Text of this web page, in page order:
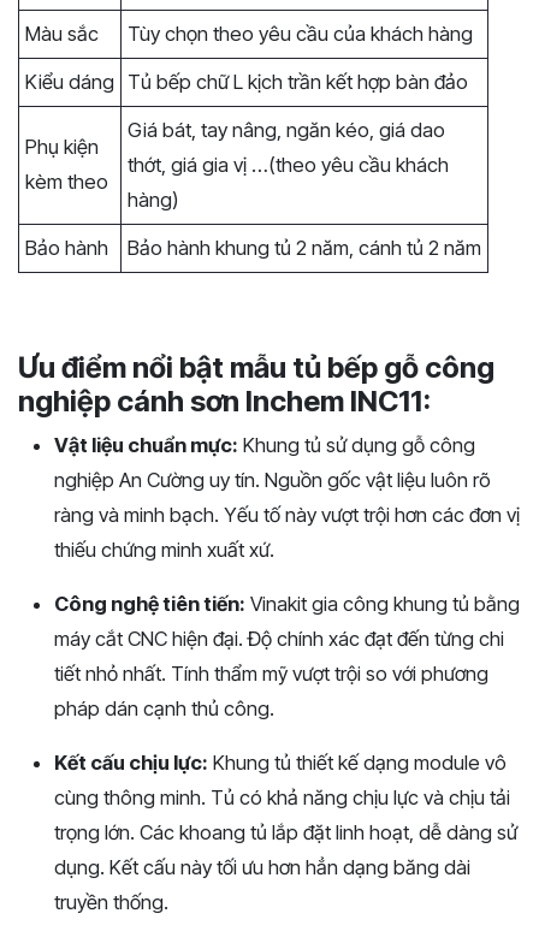
Màu sắc
Tùy chọn theo yêu cầu của khách hàng
Kiểu dáng
Tủ bếp chữ L kịch trần kết hợp bàn đảo
Phụ kiện
kèm theo
Giá bát, tay nâng, ngăn kéo, giá dao
thớt, giá gia vị …(theo yêu cầu khách
hàng)
Bảo hành
Bảo hành khung tủ 2 năm, cánh tủ 2 năm
Ưu điểm nổi bật mẫu tủ bếp gỗ công
nghiệp cánh sơn Inchem INC11:
Vật liệu chuẩn mực: Khung tủ sử dụng gỗ công
nghiệp An Cường uy tín. Nguồn gốc vật liệu luôn rõ
ràng và minh bạch. Yếu tố này vượt trội hơn các đơn vị
thiếu chứng minh xuất xứ.
Công nghệ tiên tiến: Vinakit gia công khung tủ bằng
máy cắt CNC hiện đại. Độ chính xác đạt đến từng chi
tiết nhỏ nhất. Tính thẩm mỹ vượt trội so với phương
pháp dán cạnh thủ công.
Kết cấu chịu lực: Khung tủ thiết kế dạng module vô
cùng thông minh. Tủ có khả năng chịu lực và chịu tải
trọng lớn. Các khoang tủ lắp đặt linh hoạt, dễ dàng sử
dụng. Kết cấu này tối ưu hơn hẳn dạng băng dài
truyền thống.